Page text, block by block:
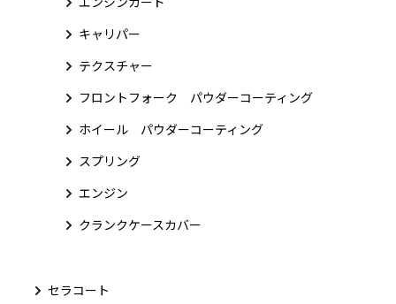
キャリパー
テクスチャー
フロントフォーク パウダーコーティング
ホイール パウダーコーティング
スプリング
エンジン
クランクケースカバー
セラコート